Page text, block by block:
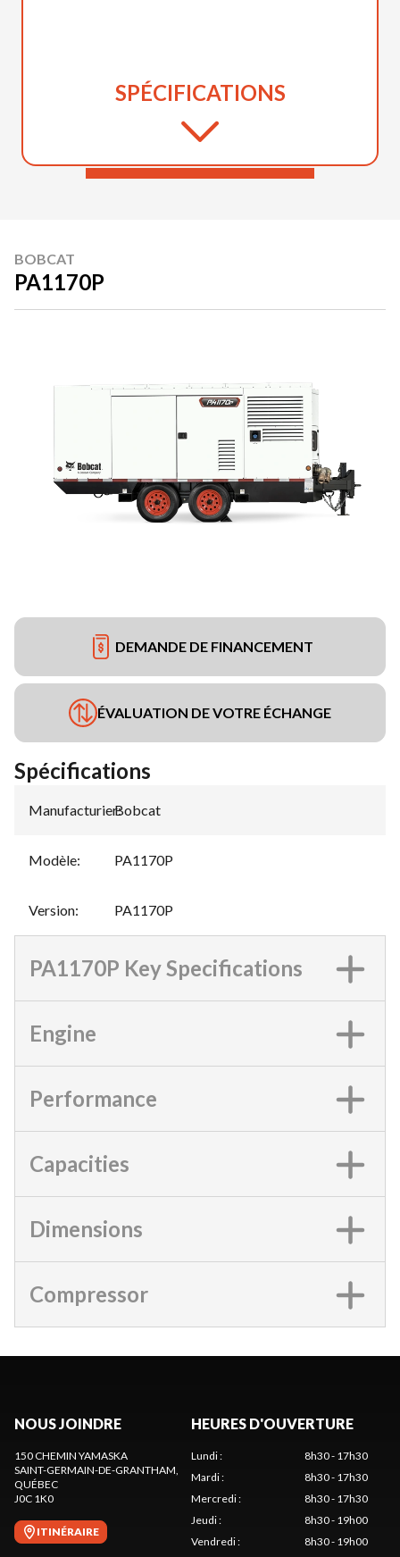
SPÉCIFICATIONS
BOBCAT
PA1170P
DEMANDE DE FINANCEMENT
ÉVALUATION DE VOTRE ÉCHANGE
Spécifications
Manufacturier:
Bobcat
Modèle: PA1170P
Version: PA1170P
PA1170P Key Specifications
Engine
Performance
Capacities
Dimensions
Compressor
NOUS JOINDRE
150 CHEMIN YAMASKA
SAINT-GERMAIN-DE-GRANTHAM,
QUÉBEC
J0C 1K0
ITINÉRAIRE
HEURES D'OUVERTURE
Lundi:
8h30 - 17h30
Mardi:
8h30 - 17h30
Mercredi:
8h30 - 17h30
Jeudi:
8h30 - 19h00
Vendredi:
8h30 - 19h00